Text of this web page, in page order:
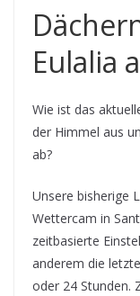
Eulalia
Wie ist das
der Himmel aus
ab?
Unsere bisherige
Wettercam in
zeitbasierte
anderem die
oder 24 Stunden.